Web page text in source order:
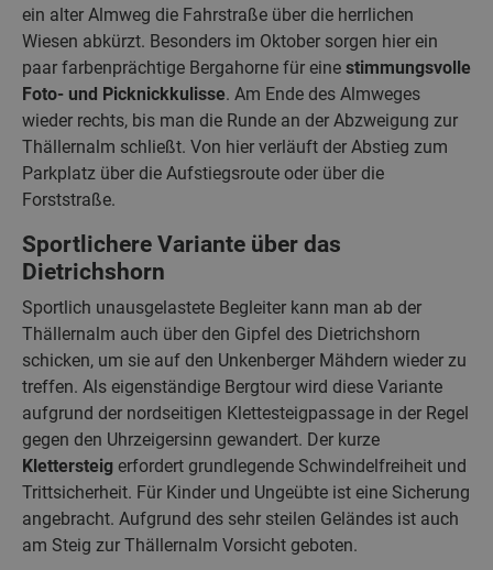
ein alter Almweg die Fahrstraße über die herrlichen
Wiesen abkürzt. Besonders im Oktober sorgen hier ein
paar farbenprächtige Bergahorne für eine stimmungsvolle
Foto- und Picknickkulisse. Am Ende des Almweges
wieder rechts, bis man die Runde an der Abzweigung zur
Thällernalm schließt. Von hier verläuft der Abstieg zum
Parkplatz über die Aufstiegsroute oder über die
Forststraße.
Sportlichere Variante über das
Dietrichshorn
Sportlich unausgelastete Begleiter kann man ab der
Thällernalm auch über den Gipfel des Dietrichshorn
schicken, um sie auf den Unkenberger Mähdern wieder zu
treffen. Als eigenständige Bergtour wird diese Variante
aufgrund der nordseitigen Klettesteigpassage in der Regel
gegen den Uhrzeigersinn gewandert. Der kurze
Klettersteig erfordert grundlegende Schwindelfreiheit und
Trittsicherheit. Für Kinder und Ungeübte ist eine Sicherung
angebracht. Aufgrund des sehr steilen Geländes ist auch
am Steig zur Thällernalm Vorsicht geboten.